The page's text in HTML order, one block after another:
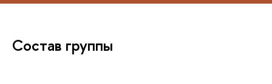
Состав группы